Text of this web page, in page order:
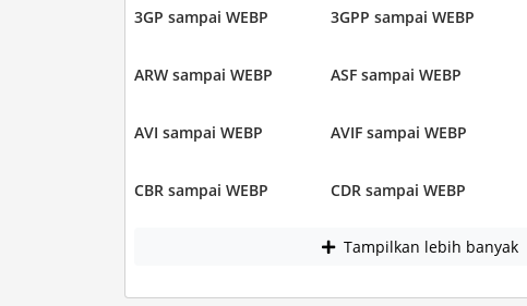
3GP sampai WEBP 3GPP sampai WEBP
ARW sampai WEBP ASF sampai WEBP
AVI sampai WEBP AVIF sampai WEBP
CBR sampai WEBP CDR sampai WEBP
Tampilkan lebih banyak